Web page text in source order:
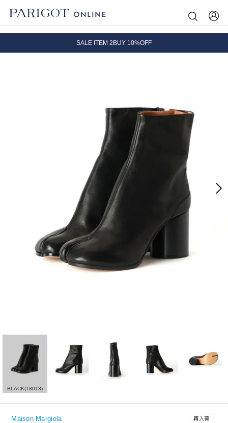
8.5 wedに会員プログラムが生まれ変わります！
SALE ITEM 2BUY 10%OFF
BLACK(T8013)
Maison Margiela 再入荷